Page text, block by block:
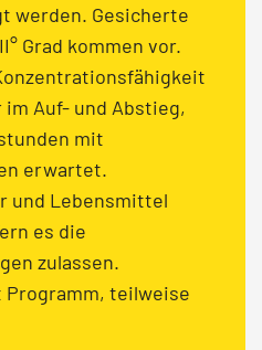
werden. Gesicherte
Grad kommen vor.
Auf- und Abstieg,
mit
erwartet.
und Lebensmittel
es die
zulassen.
Programm, teilweise